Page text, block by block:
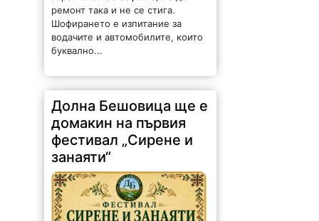
ремонт така и не се стига.
Шофирането е изпитание за
водачите и автомобилите, които
буквално...
Долна Бешовица ще е
домакин на първия
фестивал „Сирене и
занаяти“